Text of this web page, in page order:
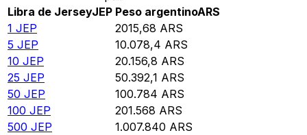
Libra de JerseyJEP Peso argentinoARS
1 JEP 2015,68 ARS
5 JEP 10.078,4 ARS
10 JEP 20.156,8 ARS
25 JEP 50.392,1 ARS
50 JEP 100.784 ARS
100 JEP 201.568 ARS
500 JEP 1.007.840 ARS